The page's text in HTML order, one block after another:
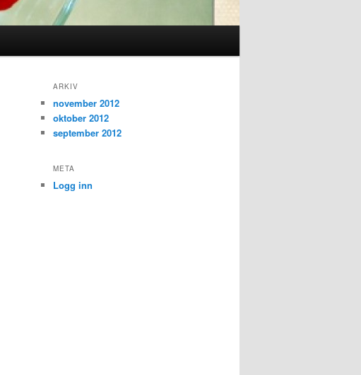
ARKIV
november 2012
oktober 2012
september 2012
META
Logg inn